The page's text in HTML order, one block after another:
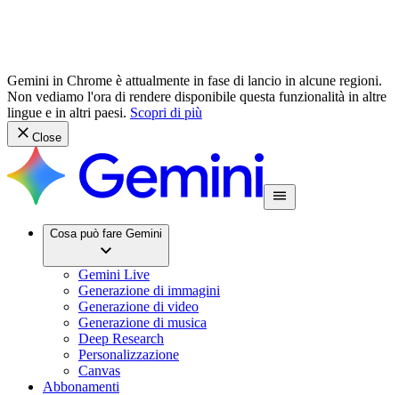
Gemini in Chrome è attualmente in fase di lancio in alcune regioni.
Non vediamo l'ora di rendere disponibile questa funzionalità in altre
lingue e in altri paesi. Scopri di più
Close
Cosa può fare Gemini
Gemini Live
Generazione di immagini
Generazione di video
Generazione di musica
Deep Research
Personalizzazione
Canvas
Abbonamenti